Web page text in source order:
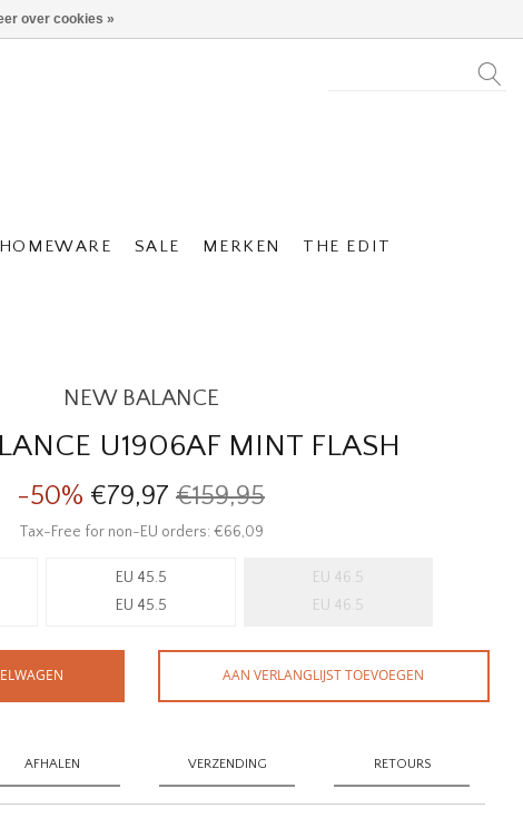
HOMEWARE SALE MERKEN THE EDIT
NEW BALANCE
U1906AF MINT FLASH
-50% €79,97 €159,95
Tax-Free for non-EU orders: €66,09
EU 45.5
EU 45.5
EU 46.5
EU 46.5
AAN VERLANGLIJST TOEVOEGEN
AFHALEN VERZENDING RETOURS
over cookies »